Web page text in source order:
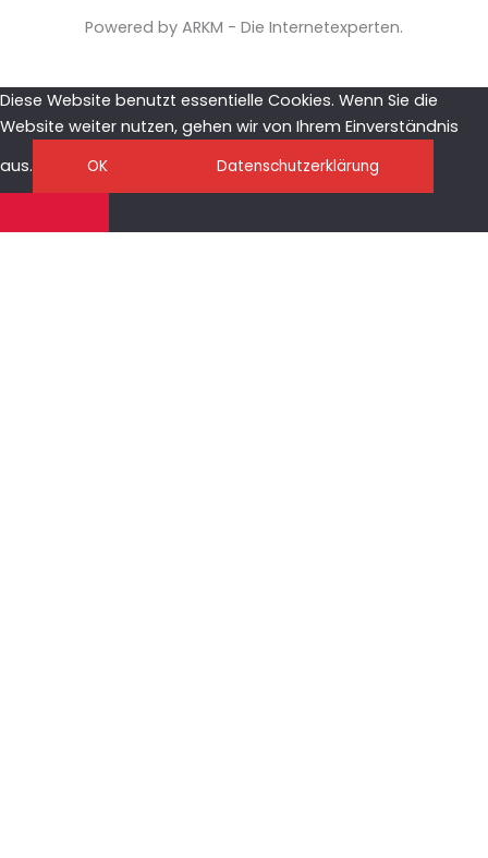
Powered by ARKM - Die Internetexperten.
Diese Website benutzt essentielle Cookies. Wenn Sie die
Website weiter nutzen, gehen wir von Ihrem Einverständnis
aus.
OK Datenschutzerklärung